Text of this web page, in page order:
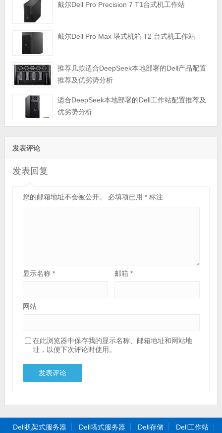
戴尔Dell Pro Precision 7 T1台式机工作站
戴尔Dell Pro Max 塔式机箱 T2 台式机工作站
推荐几款适合DeepSeek本地部署的Dell产品配置
推荐及优劣势分析
适合DeepSeek本地部署的Dell工作站配置推荐及
优劣势分析
发表评论
发表回复
您的邮箱地址不会被公开。 必填项已用 *标注
显示名称 * 邮箱*
网站
在此浏览器中保存我的显示名称、邮箱地址和网站地
址，以便下次评论时使用。
Dell机架式服务器 Dell塔式服务器 Dell存储
Dell工作站